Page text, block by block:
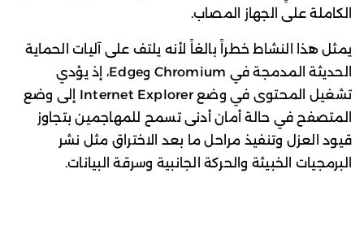
الكاملة على الجهاز المصاب.
يمثل هذا النشاط خطراً بالغاً لأنه يلتف على آليات الحماية
الحديثة المدمجة في Chromium وEdge، إذ يؤدي
تشغيل المحتوى في وضع Internet Explorer إلى وضع
المتصفح في حالة أمان أدنى تسمح للمهاجمين بتجاوز
قيود العزل وتنفيذ مراحل ما بعد الاختراق مثل نشر
البرمجيات الخبيثة والحركة الجانبية وسرقة البيانات.